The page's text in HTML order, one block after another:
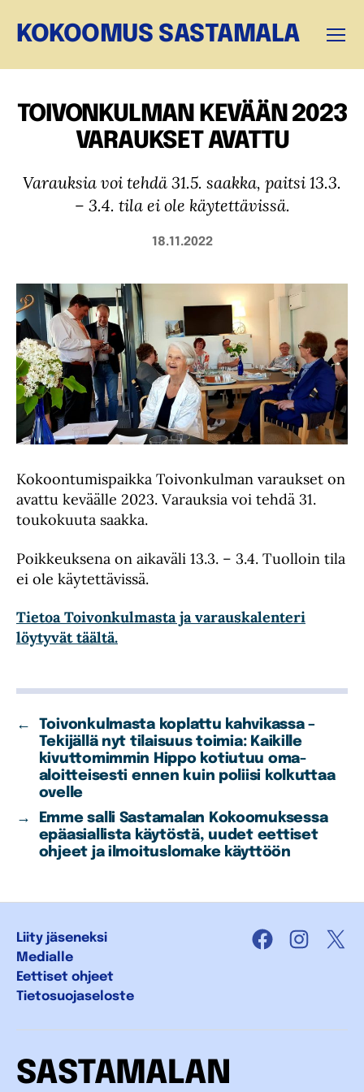
KOKOOMUS SASTAMALA
TOIVONKULMAN KEVÄÄN 2023
VARAUKSET AVATTU
Varauksia voi tehdä 31.5. saakka, paitsi 13.3.
– 3.4. tila ei ole käytettävissä.
18.11.2022
Kokoontumispaikka Toivonkulman varaukset on
avattu keväälle 2023. Varauksia voi tehdä 31.
toukokuuta saakka.
Poikkeuksena on aikaväli 13.3. – 3.4. Tuolloin tila
ei ole käytettävissä.
Tietoa Toivonkulmasta ja varauskalenteri
löytyvät täältä.
←
Toivonkulmasta koplattu kahvikassa –
Tekijällä nyt tilaisuus toimia: Kaikille
kivuttomimmin Hippo kotiutuu oma-
aloitteisesti ennen kuin poliisi kolkuttaa
ovelle
→
Emme salli Sastamalan Kokoomuksessa
epäasiallista käytöstä, uudet eettiset
ohjeet ja ilmoituslomake käyttöön
Liity jäseneksi
Medialle
Eettiset ohjeet
Tietosuojaseloste
Facebook X
SASTAMALAN